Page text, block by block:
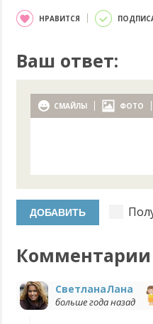
НРАВИТСЯ
Ваш ответ:
СМАЙЛЫ ФОТО
Комментарии
СветланаЛана
больше года назад